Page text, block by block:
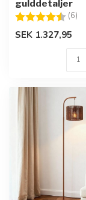
gulddetaljer
Betyg:
(6)
SEK 1.327,95